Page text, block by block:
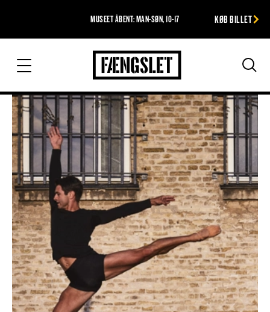
MUSEET ÅBENT: MAN-SØN, 10-17 KØB BILLET
Fængslet
Søg